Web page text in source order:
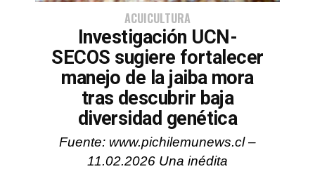
ACUICULTURA
Investigación UCN-
SECOS sugiere fortalecer
manejo de la jaiba mora
tras descubrir baja
diversidad genética
Fuente: www.pichilemunews.cl –
11.02.2026 Una inédita